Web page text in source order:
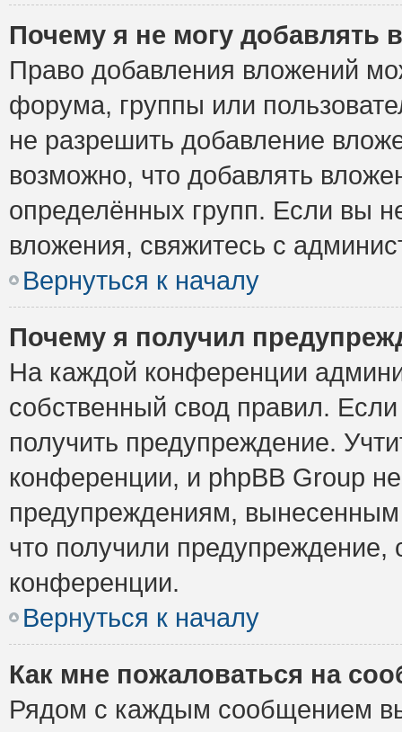
Почему я не могу добавлять
Право добавления вложений
форума, группы или
не разрешить добавление
возможно, что добавлять
определённых групп. Если вы
вложения, свяжитесь с
Вернуться к началу
Почему я получил
На каждой конференции
собственный свод правил.
получить предупреждение.
конференции, и phpBB Group
предупреждениям,
что получили предупреждение,
конференции.
Вернуться к началу
Как мне пожаловаться на
Рядом с каждым сообщением